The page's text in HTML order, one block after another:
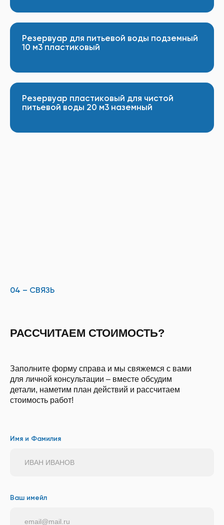
Резервуар для питьевой воды подземный
10 м3 пластиковый
Резервуар пластиковый для чистой
питьевой воды 20 м3 наземный
04 – СВЯЗЬ
РАССЧИТАЕМ СТОИМОСТЬ?
Заполните форму справа и мы свяжемся с вами
для личной консультации – вместе обсудим
детали, наметим план действий и рассчитаем
стоимость работ!
Имя и Фамилия
Ваш имейл